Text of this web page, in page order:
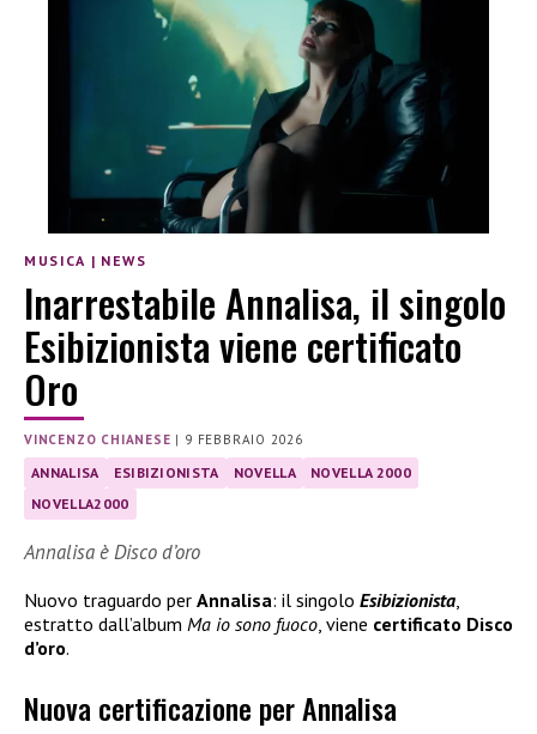
MUSICA | NEWS
Inarrestabile Annalisa, il singolo
Esibizionista viene certificato
Oro
VINCENZO CHIANESE | 9 FEBBRAIO 2026
ANNALISA ESIBIZIONISTA NOVELLA
NOVELLA 2000
NOVELLA2000
Annalisa è Disco d’oro
Nuovo traguardo per Annalisa: il singolo Esibizionista
estratto dall’album Ma io sono fuoco , viene certificato Disco
d’oro.
Nuova certificazione per Annalisa